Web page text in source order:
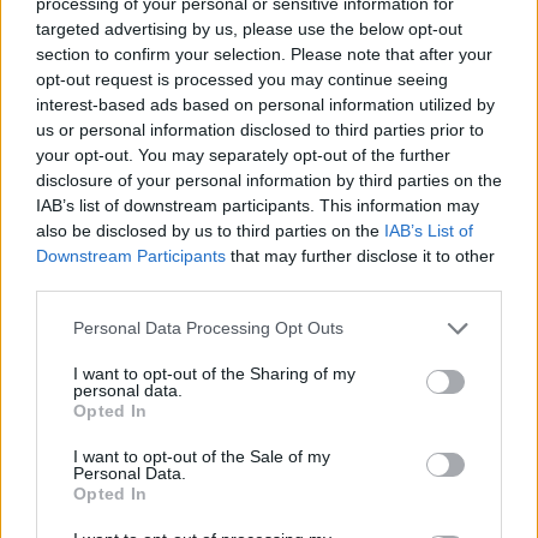
targeted advertising by us, please use the below opt-out
section to confirm your selection. Please note that after your
opt-out request is processed you may continue seeing
interest-based ads based on personal information utilized by
us or personal information disclosed to third parties prior to
your opt-out. You may separately opt-out of the further
disclosure of your personal information by third parties on the
IAB’s list of downstream participants. This information may
also be disclosed by us to third parties on the IAB’s List of
Downstream Participants that may further disclose it to other
Please note that this website/app uses one or more Google
not limited to your visit or usage behaviour. You may click to
grant or deny consent to Google and its third-party tags to
use your data for below specified purposes in below Google
consent section.
Personal Data Processing Opt Outs
I want to opt-out of the Sharing of my
personal data.
Opted In
I want to opt-out of the Sale of my
Personal Data.
Opted In
is meglehetősen szellősen szedett – több
mint 700 oldalon át, letenni pedig jóformán
akkor is lehetetlen, ha mind a történet
vonalvezetése, mind a karakterek
szempontjából számos áthallás fedezhető fel
az író eddigi munkáival. Szimpla nyelvezetű,
mindenféle ékesszólástól vagy sallangtól
mentes mondatok ezek néha
lexikonidézeteknek is beillő
karakterek szájából, akiket az író kíméletlen
tempóban hajszol egyik helyszínről a
másikra. Maga a főszereplő, Langdon is
ugyanolyan kidolgozatlan figura maradt, mint
eddigi két jelenésekor, továbbra sem tudunk
meg róla igazából semmi személyeset azon
kívül, hogy klausztrofóbiás, és Miki egeres
órája van... Ha valaki szerint ez nem túl üdvös,